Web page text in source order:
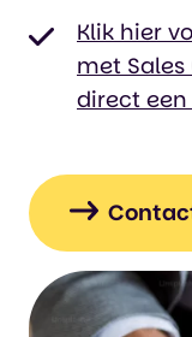
Klik hier
met Sales
direct
Klik
om